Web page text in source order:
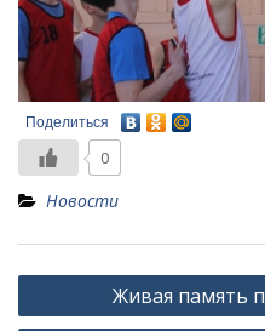
Поделиться
0
Новости
Навигация
по
Живая память